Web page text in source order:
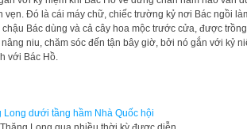
vẹn. Đó là cái máy chữ, chiếc trường kỷ nơi Bác ngồi
Bác dùng và cả cây hoa mộc trước cửa, được
niu, chăm sóc đến tận bây giờ, bởi nó gắn với kỷ
với Bác Hồ.
dưới tầng hầm Nhà Quốc hội